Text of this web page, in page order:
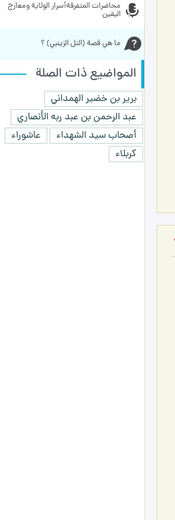
اليقين
ما هي قصة (التل الزينبي) ؟
المواضيع ذات الصلة
برير بن خضير الهمداني
عبد الرحمن بن عبد ربه الأنصاري
أصحاب سيد الشهداء
عاشوراء
كربلاء